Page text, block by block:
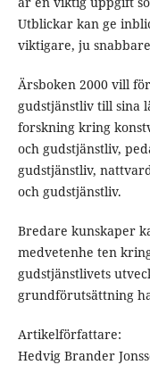
Utblickar kan ge
viktigare, ju
Ärsboken 2000 vill
gudstjänstliv till sina
forskning kring
och gudstjänstliv,
gudstjänstliv,
och gudstjänstliv.
Bredare kunskaper
medvetenhe­ ten
gudstjänstlivets
grundförutsättning
Artikelförfattare:
Hedvig Brander